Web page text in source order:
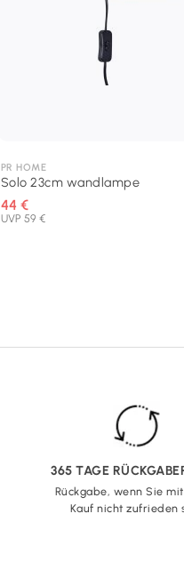
PR HOME
Solo 23cm wandlampe
44 €
UVP 59 €
365 TAGE
Rückgabe, wenn Sie
Kauf nicht zufrieden